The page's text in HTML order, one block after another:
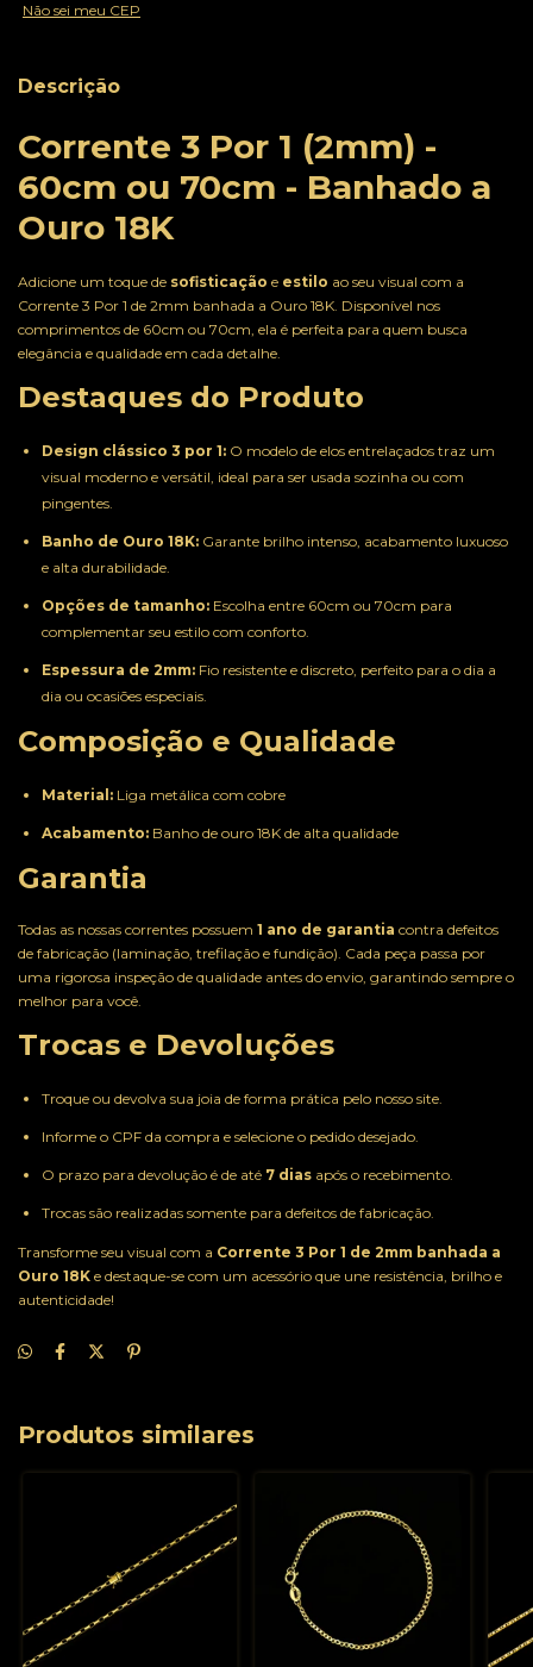
Não sei meu CEP
Descrição
Corrente 3 Por 1 (2mm) -
60cm ou 70cm - Banhado a
Ouro 18K
Adicione um toque de sofisticação e estilo ao seu visual com a
Corrente 3 Por 1 de 2mm banhada a Ouro 18K. Disponível nos
comprimentos de 60cm ou 70cm, ela é perfeita para quem busca
elegância e qualidade em cada detalhe.
Destaques do Produto
Design clássico 3 por 1: O modelo de elos entrelaçados traz um
visual moderno e versátil, ideal para ser usada sozinha ou com
pingentes.
Banho de Ouro 18K: Garante brilho intenso, acabamento luxuoso
e alta durabilidade.
Opções de tamanho: Escolha entre 60cm ou 70cm para
complementar seu estilo com conforto.
Espessura de 2mm: Fio resistente e discreto, perfeito para o dia a
dia ou ocasiões especiais.
Composição e Qualidade
Material: Liga metálica com cobre
Acabamento: Banho de ouro 18K de alta qualidade
Garantia
Todas as nossas correntes possuem 1 ano de garantia contra defeitos
de fabricação (laminação, trefilação e fundição). Cada peça passa por
uma rigorosa inspeção de qualidade antes do envio, garantindo sempre o
melhor para você.
Trocas e Devoluções
Troque ou devolva sua joia de forma prática pelo nosso site.
Informe o CPF da compra e selecione o pedido desejado.
O prazo para devolução é de até 7 dias após o recebimento.
Trocas são realizadas somente para defeitos de fabricação.
Transforme seu visual com a Corrente 3 Por 1 de 2mm banhada a
Ouro 18K e destaque-se com um acessório que une resistência, brilho e
autenticidade!
Produtos similares